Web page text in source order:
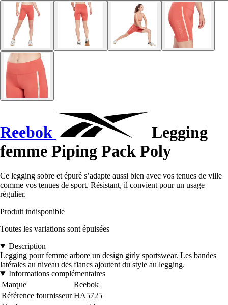
Reebok
Legging
femme Piping Pack Poly
Ce legging sobre et épuré s’adapte aussi bien avec vos tenues de ville
comme vos tenues de sport. Résistant, il convient pour un usage
régulier.
Produit indisponible
Toutes les variations sont épuisées
Description
Legging pour femme arbore un design girly sportswear. Les bandes
latérales au niveau des flancs ajoutent du style au legging.
Informations complémentaires
Marque
Reebok
Référence fournisseur HA5725